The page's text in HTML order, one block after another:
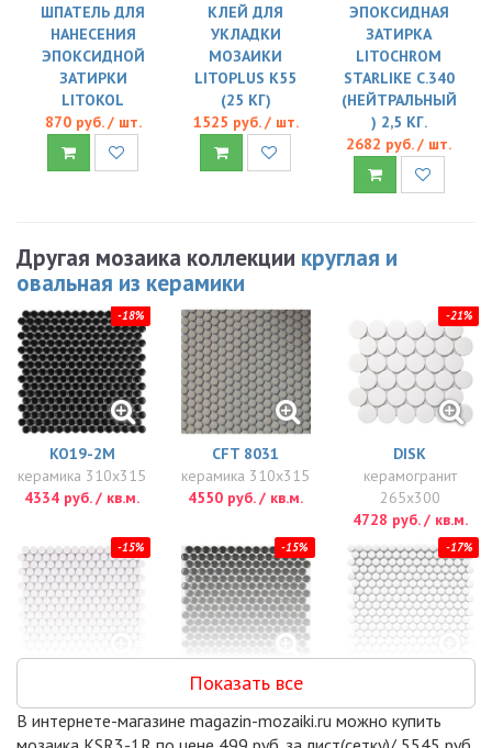
ШПАТЕЛЬ ДЛЯ
НАНЕСЕНИЯ
ЭПОКСИДНОЙ
ЗАТИРКИ
LITOKOL
870 руб. / шт.
КЛЕЙ ДЛЯ
УКЛАДКИ
МОЗАИКИ
LITOPLUS K55
(25 КГ)
1525 руб. / шт.
ЭПОКСИДНАЯ
ЗАТИРКА
LITOCHROM
STARLIKE C.340
(НЕЙТРАЛЬНЫЙ
) 2,5 КГ.
2682 руб. / шт.
Другая мозаика коллекции круглая и
овальная из керамики
-18%
KO19-2M
керамика 310x315
4334 руб. / кв.м.
CFT 8031
керамика 310x315
4550 руб. / кв.м.
-21%
DISK
керамогранит
265x300
4728 руб. / кв.м.
-15%
керамика 315x294
4944 руб. / кв.м.
-15%
PS1900-09
керамика 315x294
4944 руб. / кв.м.
-17%
WHITE MATT
(NK41000)
Показать все
В интернете-магазине magazin-mozaiki.ru можно купить